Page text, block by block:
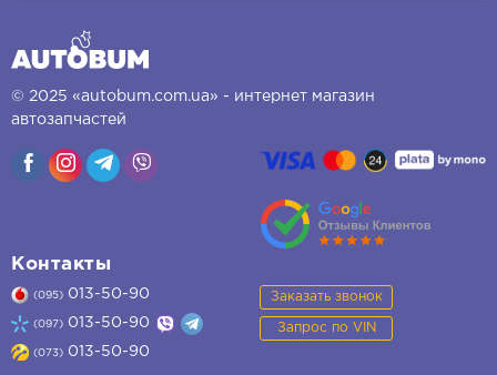
© 2025 «autobum.com.ua» - интернет магазин
автозапчастей
Контакты
(095) 013-50-90
(097) 013-50-90
(073) 013-50-90
Заказать звонок
Запрос по VIN